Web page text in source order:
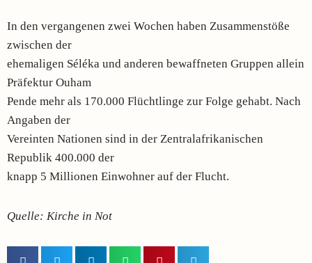
In den vergangenen zwei Wochen haben Zusammenstöße
zwischen der
ehemaligen Séléka und anderen bewaffneten Gruppen allein
Präfektur Ouham
Pende mehr als 170.000 Flüchtlinge zur Folge gehabt. Nach
Angaben der
Vereinten Nationen sind in der Zentralafrikanischen
Republik 400.000 der
knapp 5 Millionen Einwohner auf der Flucht.
Quelle: Kirche in Not